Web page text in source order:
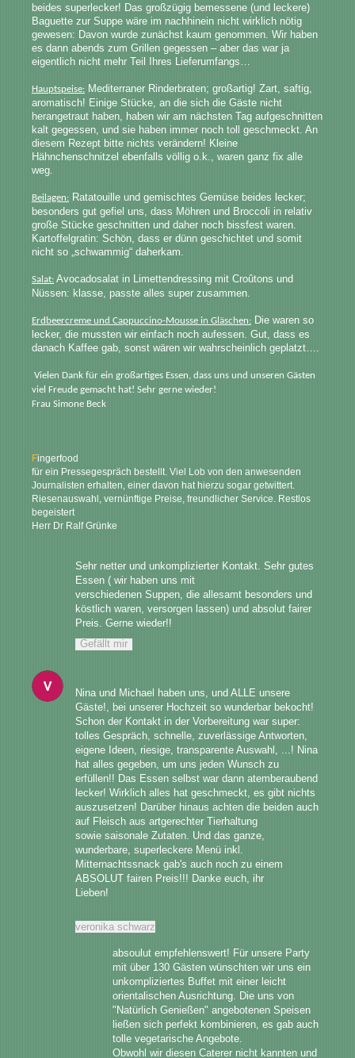
beides superlecker! Das großzügig bemessene (und leckere)
Baguette zur Suppe wäre im nachhinein nicht wirklich nötig
gewesen: Davon wurde zunächst kaum genommen. Wir haben
es dann abends zum Grillen gegessen – aber das war ja
eigentlich nicht mehr Teil Ihres Lieferumfangs…
Hauptspeise: Mediterraner Rinderbraten; großartig! Zart, saftig,
aromatisch! Einige Stücke, an die sich die Gäste nicht
herangetraut haben, haben wir am nächsten Tag aufgeschnitten
kalt gegessen, und sie haben immer noch toll geschmeckt. An
diesem Rezept bitte nichts verändern! Kleine
Hähnchenschnitzel ebenfalls völlig o.k., waren ganz fix alle
weg.
Beilagen: Ratatouille und gemischtes Gemüse beides lecker;
besonders gut gefiel uns, dass Möhren und Broccoli in relativ
große Stücke geschnitten und daher noch bissfest waren.
Kartoffelgratin: Schön, dass er dünn geschichtet und somit
nicht so „schwammig“ daherkam.
Salat: Avocadosalat in Limettendressing mit Croûtons und
Nüssen: klasse, passte alles super zusammen.
Erdbeercreme und Cappuccino-Mousse in Gläschen: Die waren so
lecker, die mussten wir einfach noch aufessen. Gut, dass es
danach Kaffee gab, sonst wären wir wahrscheinlich geplatzt….
Vielen Dank für ein großartiges Essen, dass uns und unseren Gästen
viel Freude gemacht hat! Sehr gerne wieder!
Frau Simone Beck
Fingerfood
für ein Pressegespräch bestellt. Viel Lob von den anwesenden
Journalisten erhalten, einer davon hat hierzu sogar getwittert.
Riesenauswahl, vernünftige Preise, freundlicher Service. Restlos
begeistert
Herr Dr Ralf Grünke
Sehr netter und unkomplizierter Kontakt. Sehr gutes
Essen ( wir haben uns mit
verschiedenen Suppen, die allesamt besonders und
köstlich waren, versorgen lassen) und absolut fairer
Preis. Gerne wieder!!
Gefällt mir
Nina und Michael haben uns, und ALLE unsere
Gäste!, bei unserer Hochzeit so wunderbar bekocht!
Schon der Kontakt in der Vorbereitung war super:
tolles Gespräch, schnelle, zuverlässige Antworten,
eigene Ideen, riesige, transparente Auswahl, ...! Nina
hat alles gegeben, um uns jeden Wunsch zu
erfüllen!! Das Essen selbst war dann atemberaubend
lecker! Wirklich alles hat geschmeckt, es gibt nichts
auszusetzen! Darüber hinaus achten die beiden auch
auf Fleisch aus artgerechter Tierhaltung
sowie saisonale Zutaten. Und das ganze,
wunderbare, superleckere Menü inkl.
Mitternachtssnack gab's auch noch zu einem
ABSOLUT fairen Preis!!! Danke euch, ihr
Lieben!
veronika schwarz
absoulut empfehlenswert! Für unsere Party
mit über 130 Gästen wünschten wir uns ein
unkompliziertes Buffet mit einer leicht
orientalischen Ausrichtung. Die uns von
"Natürlich Genießen" angebotenen Speisen
ließen sich perfekt kombinieren, es gab auch
tolle vegetarische Angebote.
Obwohl wir diesen Caterer nicht kannten und